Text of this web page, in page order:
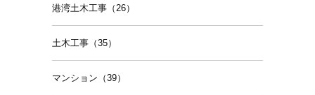
港湾土木工事（26）
土木工事（35）
マンション（39）